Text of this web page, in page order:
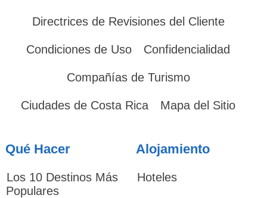
Directrices de Revisiones del Cliente
Condiciones de Uso Confidencialidad
Compañías de Turismo
Ciudades de Costa Rica Mapa del Sitio
Qué Hacer
Los 10 Destinos Más
Populares
Alojamiento
Hoteles